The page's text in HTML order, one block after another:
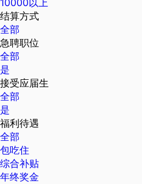
10000以上
结算方式
全部
急聘职位
全部
是
接受应届生
全部
是
福利待遇
全部
包吃住
综合补贴
年终奖金